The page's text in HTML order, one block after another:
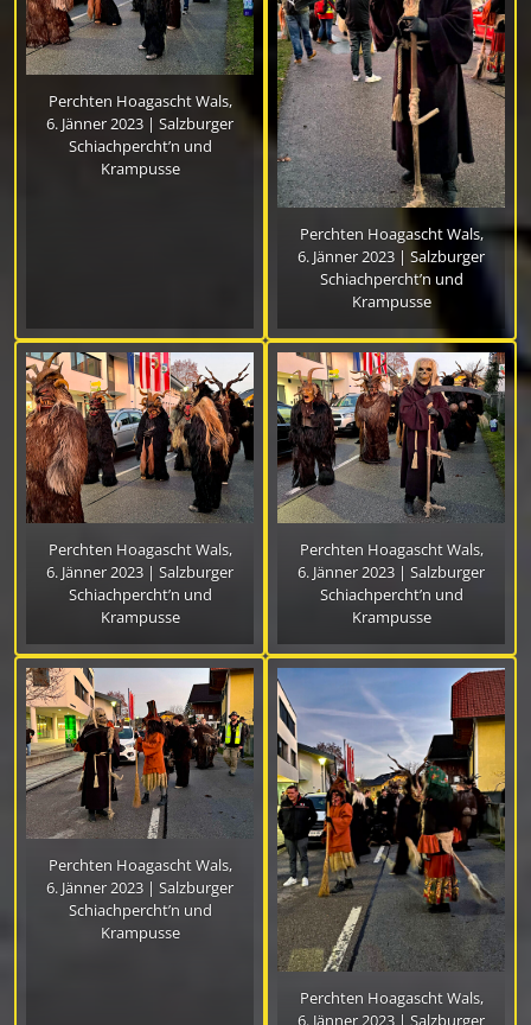
Perchten Hoagascht Wals,
6. Jänner 2023 | Salzburger
Schiachpercht’n und
Krampusse
Perchten Hoagascht Wals,
6. Jänner 2023 | Salzburger
Schiachpercht’n und
Krampusse
Perchten Hoagascht Wals,
6. Jänner 2023 | Salzburger
Schiachpercht’n und
Krampusse
Perchten Hoagascht Wals,
6. Jänner 2023 | Salzburger
Schiachpercht’n und
Krampusse
Perchten Hoagascht Wals,
6. Jänner 2023 | Salzburger
Schiachpercht’n und
Krampusse
Perchten Hoagascht Wals,
6. Jänner 2023 | Salzburger